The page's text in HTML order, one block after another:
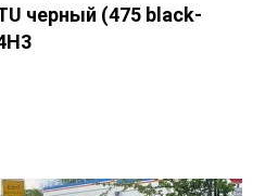
черный (475 black-